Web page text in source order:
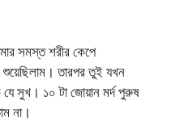
সমস্ত শরীর কেপে
তারপর তুই যখন
সুখ। ১০ টা জোয়ান মর্দ পুরুষ
না।